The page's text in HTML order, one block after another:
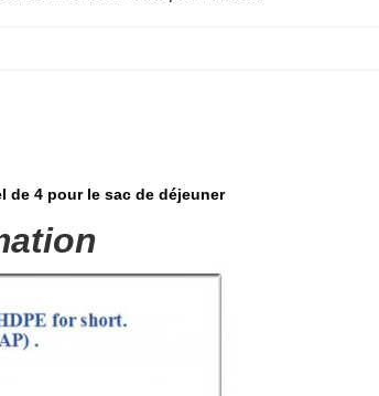
de 4 pour le sac de déjeuner